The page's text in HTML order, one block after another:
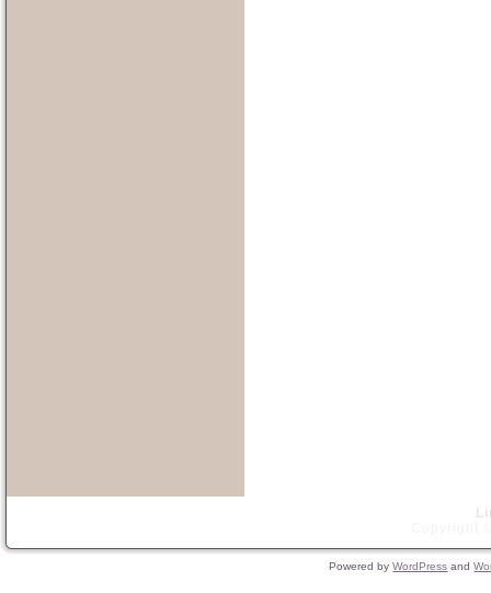
Powered byWordPress and